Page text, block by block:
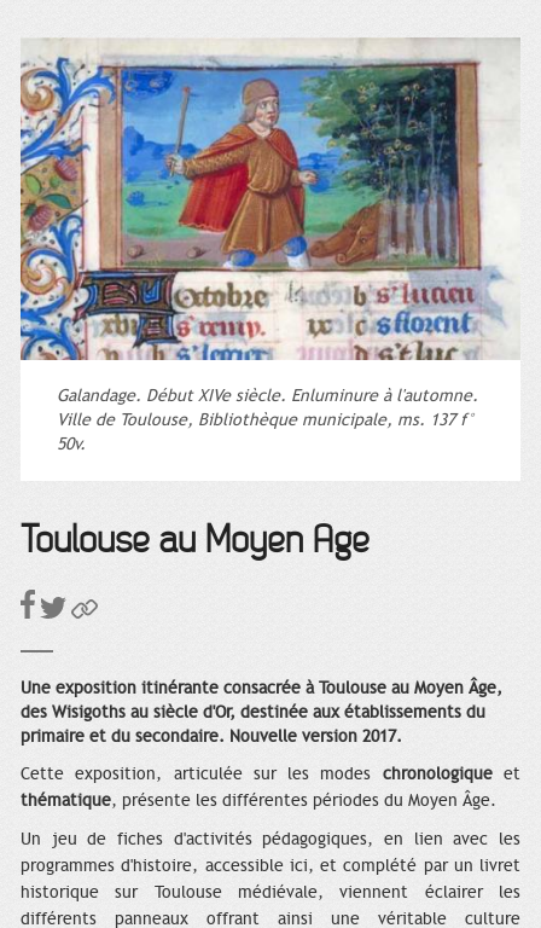
Galandage. Début XIVe siècle. Enluminure à l'automne.
Ville de Toulouse, Bibliothèque municipale, ms. 137 f°
50v.
Toulouse au Moyen Âge
Une exposition itinérante consacrée à Toulouse au Moyen Âge,
des Wisigoths au siècle d'Or, destinée aux établissements du
primaire et du secondaire. Nouvelle version 2017.
Cette exposition, articulée sur les modes chronologiqueet
thématique, présente les différentes périodes du Moyen Âge.
Un jeu de fiches d'activités pédagogiques, en lien avec les
programmes d'histoire, accessible ici, et complété par un livret
historique sur Toulouse médiévale, viennent éclairer les
différents panneaux offrant ainsi une véritable culture